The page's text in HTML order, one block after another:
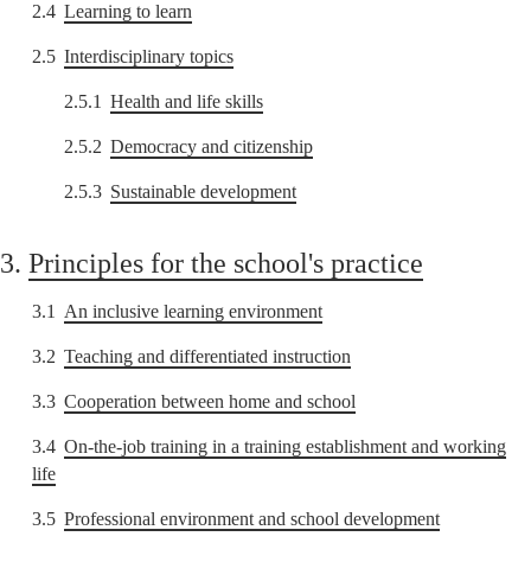
2.4 Learning to learn
2.5 Interdisciplinary topics
2.5.1 Health and life skills
2.5.2 Democracy and citizenship
2.5.3 Sustainable development
3. Principles for the school's practice
3.1 An inclusive learning environment
3.2 Teaching and differentiated instruction
3.3 Cooperation between home and school
3.4 On-the-job training in a training establishment and working
life
3.5 Professional environment and school development